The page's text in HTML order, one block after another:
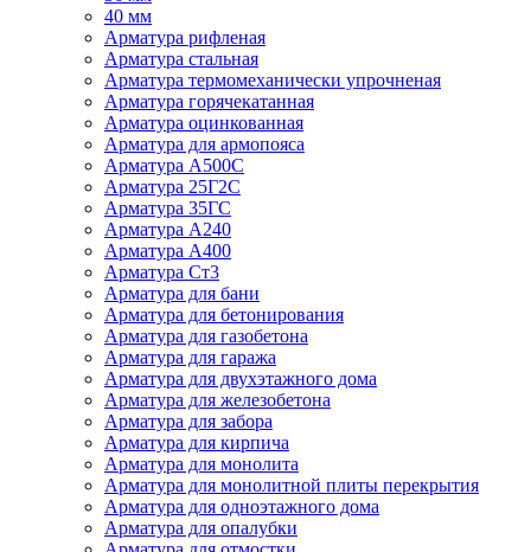
40 мм
Арматура рифленая
Арматура стальная
Арматура термомеханически упрочненая
Арматура горячекатанная
Арматура оцинкованная
Арматура для армопояса
Арматура A500С
Арматура 25Г2С
Арматура 35ГС
Арматура А240
Арматура А400
Арматура Ст3
Арматура для бани
Арматура для бетонирования
Арматура для газобетона
Арматура для гаража
Арматура для двухэтажного дома
Арматура для железобетона
Арматура для забора
Арматура для кирпича
Арматура для монолита
Арматура для монолитной плиты перекрытия
Арматура для одноэтажного дома
Арматура для опалубки